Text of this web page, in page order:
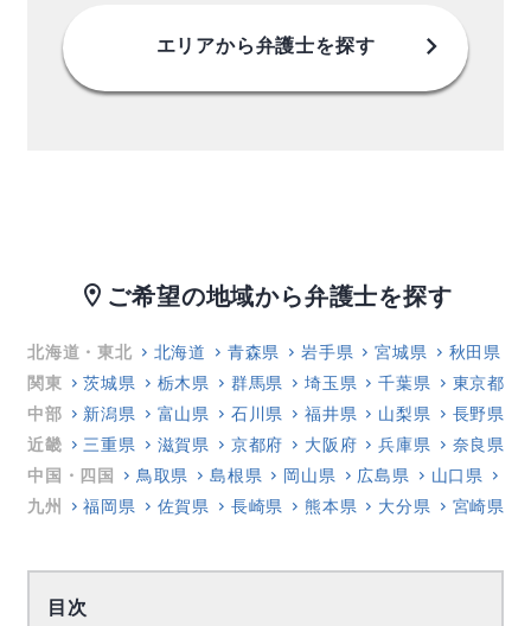
エリアから弁護士を探す chevron_right
location_on ご希望の地域から弁護士を探す
北海道・東北 北海道 青森県 岩手県 宮城県 秋田県
関東
茨城県 栃木県 群馬県 埼玉県 千葉県 東京都
中部
新潟県 富山県 石川県 福井県 山梨県 長野県
近畿
三重県 滋賀県 京都府 大阪府 兵庫県 奈良県
中国・四国
鳥取県 島根県 岡山県 広島県 山口県
九州
福岡県 佐賀県 長崎県 熊本県 大分県 宮崎県
目次